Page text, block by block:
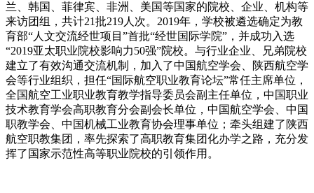
兰、韩国、菲律宾、非洲、美国等国家的院校、企业、机构等
来访团组，共计21批219人次。2019年，学校被遴选确定为教
育部“人文交流经世项目”首批“经世国际学院”，并成功入选
“2019亚太职业院校影响力50强”院校。与行业企业、兄弟院校
建立了有效沟通交流机制，加入了中国航空学会、陕西航空学
会等行业组织，担任“国际航空职业教育论坛”常任主席单位，
全国航空工业职业教育教学指导委员会副主任单位，中国职业
技术教育学会高职教育分会副会长单位，中国航空学会、中国
职教学会、中国机械工业教育协会理事单位；牵头组建了陕西
航空职教集团，率先探索了高职教育集团化办学之路，充分发
挥了国家示范性高等职业院校的引领作用。